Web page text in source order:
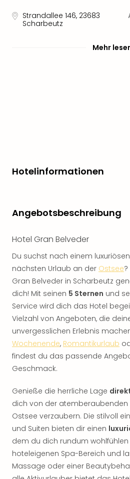
Strandallee 146, 23683
Scharbeutz
Mehr
Hotelinformationen
Angebotsbeschreibung
Hotel Gran Belveder
Du suchst nach einem
nächsten Urlaub an der Ostsee
Gran Belveder in Scharbeutz
dich! Mit seinen 5 Sternen und
Service wird dich das Hotel
Vielzahl von Angeboten, die
unvergesslichen Erlebnis
Wochenende, Romantikurlaub
findest du das passende
Geschmack.
Genieße die herrliche Lage
dich von der atemberaubenden
Ostsee verzaubern. Die stilvoll
und Suiten bieten dir einen
dem du dich rundum
hoteleigenen Spa-Bereich und
Massage oder einer